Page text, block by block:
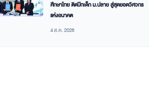
ศึกษาไทย ติดปีกเด็ก ม.ปลาย สู่สุดยอดวิศวกร
แห่งอนาคต
4 ส.ค. 2026